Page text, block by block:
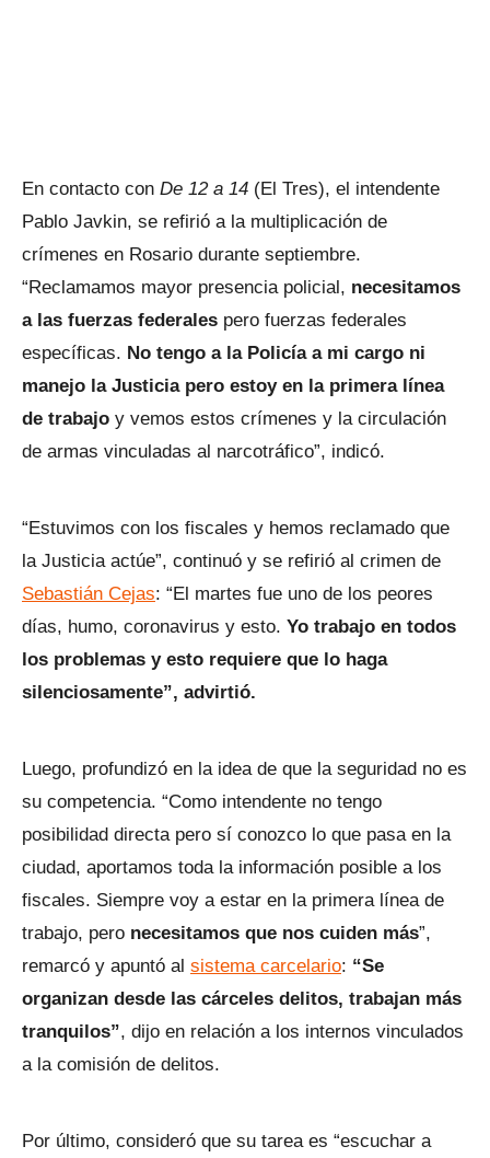
En contacto con De 12 a 14 (El Tres), el intendente
Pablo Javkin, se refirió a la multiplicación de
crímenes en Rosario durante septiembre.
“Reclamamos mayor presencia policial, necesitamos
a las fuerzas federales pero fuerzas federales
específicas. No tengo a la Policía a mi cargo ni
manejo la Justicia pero estoy en la primera línea
de trabajo y vemos estos crímenes y la circulación
de armas vinculadas al narcotráfico”, indicó.
“Estuvimos con los fiscales y hemos reclamado que
la Justicia actúe”, continuó y se refirió al crimen de
Sebastián Cejas: “El martes fue uno de los peores
días, humo, coronavirus y esto. Yo trabajo en todos
los problemas y esto requiere que lo haga
silenciosamente”, advirtió.
Luego, profundizó en la idea de que la seguridad no es
su competencia. “Como intendente no tengo
posibilidad directa pero sí conozco lo que pasa en la
ciudad, aportamos toda la información posible a los
fiscales. Siempre voy a estar en la primera línea de
trabajo, pero necesitamos que nos cuiden más”,
remarcó y apuntó al sistema carcelario: “Se
organizan desde las cárceles delitos, trabajan más
tranquilos”, dijo en relación a los internos vinculados
a la comisión de delitos.
Por último, consideró que su tarea es “escuchar a